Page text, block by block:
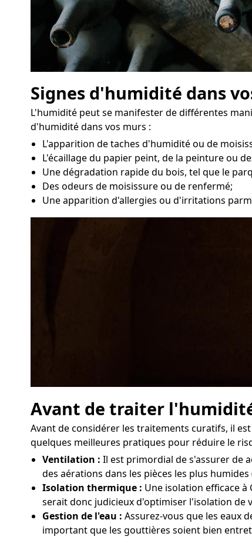
Signes d'humidité dans
L'humidité peut se manifester de différentes
d'humidité dans vos murs :
L'apparition de taches d'humidité ou de
L'écaillage du papier peint, de la peinture ou
Une dégradation rapide du bois, tel que le
Des odeurs de moisissure ou de renfermé;
Une apparition d'allergies ou d'irritations
Avant de traiter
Avant de considérer les traitements curatifs, il
quelques meilleures pratiques pour réduire le
Ventilation : Il est primordial de s'assurer de
des aérations dans les pièces les plus
Isolation thermique : Une isolation efficace
serait donc judicieux d'optimiser l'isolation de
Gestion de l'eau : Assurez-vous que les eaux
important que les gouttières soient bien